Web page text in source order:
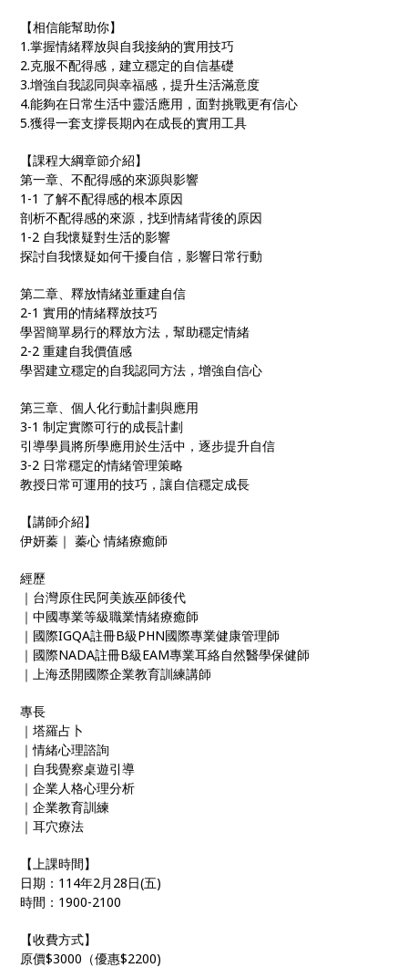
【相信能幫助你】
1.掌握情緒釋放與自我接納的實用技巧
2.克服不配得感，建立穩定的自信基礎
3.增強自我認同與幸福感，提升生活滿意度
4.能夠在日常生活中靈活應用，面對挑戰更有信心
5.獲得一套支撐長期內在成長的實用工具
【課程大綱章節介紹】
第一章、不配得感的來源與影響
1-1 了解不配得感的根本原因
剖析不配得感的來源，找到情緒背後的原因
1-2 自我懷疑對生活的影響
探討自我懷疑如何干擾自信，影響日常行動
第二章、釋放情緒並重建自信
2-1 實用的情緒釋放技巧
學習簡單易行的釋放方法，幫助穩定情緒
2-2 重建自我價值感
學習建立穩定的自我認同方法，增強自信心
第三章、個人化行動計劃與應用
3-1 制定實際可行的成長計劃
引導學員將所學應用於生活中，逐步提升自信
3-2 日常穩定的情緒管理策略
教授日常可運用的技巧，讓自信穩定成長
【講師介紹】
伊妍蓁｜ 蓁心 情緒療癒師
經歷
｜台灣原住民阿美族巫師後代
｜中國專業等級職業情緒療癒師
｜國際IGQA註冊B級PHN國際專業健康管理師
｜國際NADA註冊B級EAM專業耳絡自然醫學保健師
｜上海丞開國際企業教育訓練講師
專長
｜塔羅占卜
｜情緒心理諮詢
｜自我覺察桌遊引導
｜企業人格心理分析
｜企業教育訓練
｜耳穴療法
【上課時間】
日期：114年2月28日(五)
時間：1900-2100
【收費方式】
原價$3000（優惠$2200)